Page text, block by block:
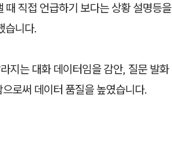
직접 언급하기 보다는 상황 설명등을
습니다.
지는 대화 데이터임을 감안, 질문 발화
로써 데이터 품질을 높였습니다.